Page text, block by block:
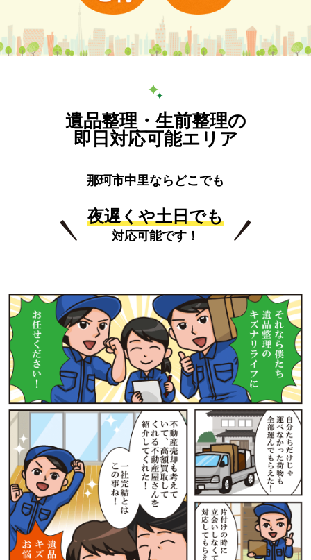
遺品整理・生前整理の
即日対応可能エリア
那珂市中里ならどこでも
夜遅くや土日でも
対応可能です！